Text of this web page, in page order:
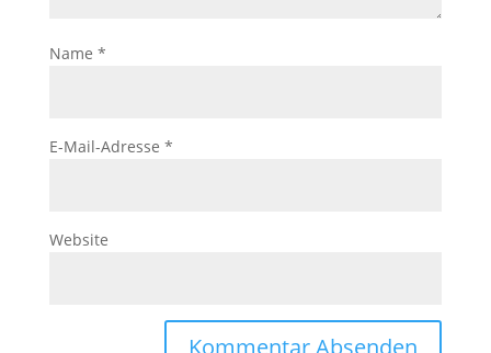
Name *
E-Mail-Adresse *
Website